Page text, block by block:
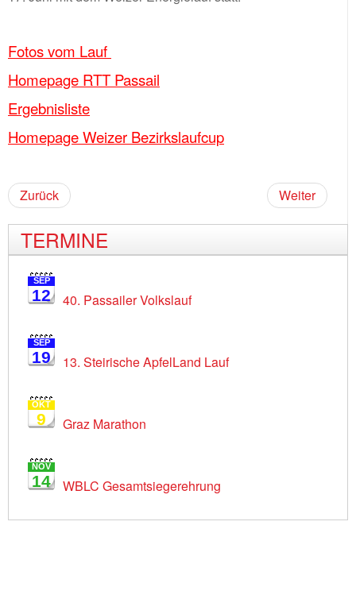
Fotos vom Lauf
Homepage RTT Passail
Ergebnisliste
Homepage Weizer Bezirkslaufcup
Zurück Weiter
TERMINE
SEP
12 40. Passailer Volkslauf
SEP
19 13. Steirische ApfelLand Lauf
OKT
9 Graz Marathon
NOV
14 WBLC Gesamtsiegerehrung